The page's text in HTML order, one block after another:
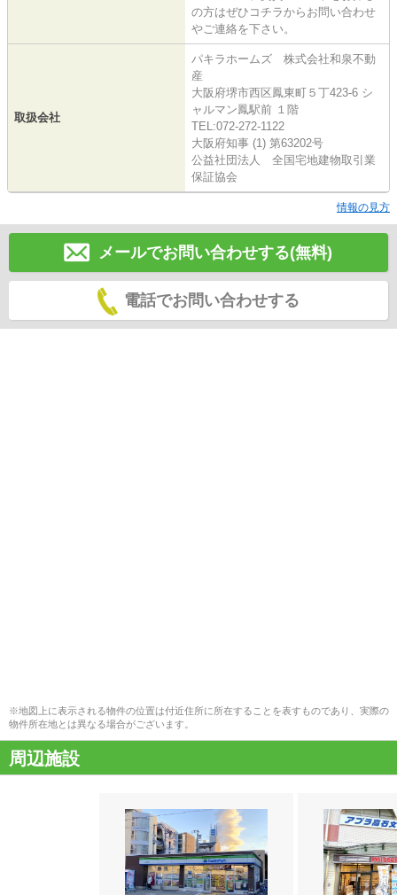
の方はぜひコチラからお問い合わせ
やご連絡を下さい。
取扱会社
パキラホームズ 株式会社和泉不動
産
大阪府堺市西区鳳東町５丁423-6 シ
ャルマン鳳駅前 １階
TEL:072-272-1122
大阪府知事 (1) 第63202号
公益社団法人 全国宅地建物取引業
保証協会
情報の見方
メールでお問い合わせする(無料)
電話でお問い合わせする
※地図上に表示される物件の位置は付近住所に所在することを表すものであり、実際の
物件所在地とは異なる場合がございます。
周辺施設